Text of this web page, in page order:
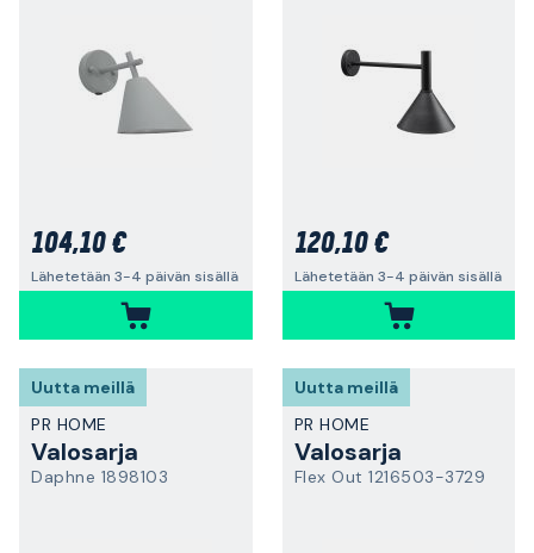
104,10 €
Lähetetään 3-4 päivän sisällä
120,10 €
Lähetetään 3-4 päivän sisällä
Uutta meillä
PR HOME
Valosarja
Daphne 1898103
Uutta meillä
PR HOME
Valosarja
Flex Out 1216503-3729